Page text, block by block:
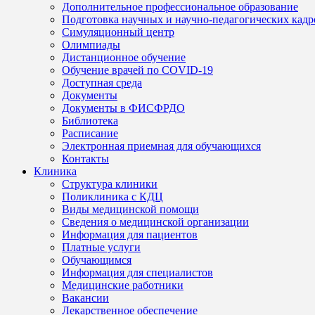
Дополнительное профессиональное образование
Подготовка научных и научно-педагогических
Симуляционный центр
Олимпиады
Дистанционное обучение
Обучение врачей по COVID-19
Доступная среда
Документы
Документы в ФИСФРДО
Библиотека
Расписание
Электронная приемная для обучающихся
Контакты
Клиника
Структура клиники
Поликлиника с КДЦ
Виды медицинской помощи
Сведения о медицинской организации
Информация для пациентов
Платные услуги
Обучающимся
Информация для специалистов
Медицинские работники
Вакансии
Лекарственное обеспечение